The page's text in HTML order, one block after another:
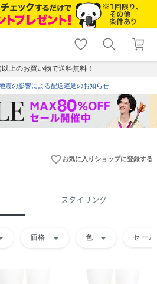
shopping_cart lock_outline
ログイン
上のお買い物で送料無料！
震の影響による配送遅延のお知らせ
favorite_borderお気に入りショップに登録する
スタイリング
価格 arrow_drop_down 色 arrow_drop_down セール